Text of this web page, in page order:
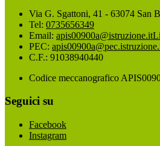
Via G. Sgattoni, 41 - 63074 San
Tel: 0735656349
Email: apis00900a@istruzione.it
PEC:
C.F.: 91038940440
Codice meccanografico
Seguici su
Facebook
Instagram